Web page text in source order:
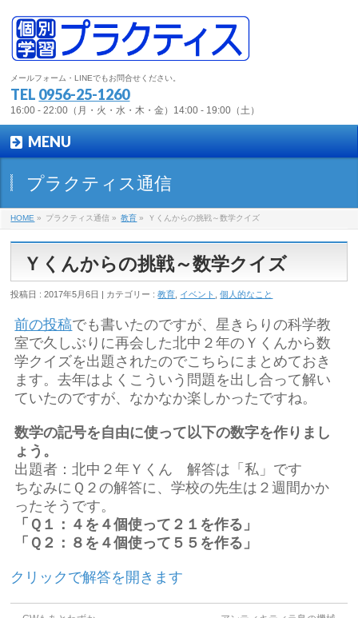
メールフォーム・LINEでもお問合せください。
TEL 0956-25-1260
16:00 - 22:00（月・火・水・木・金）14:00 - 19:00（土）
MENU
プラクティス通信
HOME » プラクティス通信 » 教育 » Ｙくんからの挑戦～数学クイズ
Ｙくんからの挑戦～数学クイズ
投稿日 : 2017年5月6日 | カテゴリー :教育 イベント ,個人的なこと
前の投稿でも書いたのですが、星きらりの科学教
室で久しぶりに再会した北中２年のＹくんから数
学クイズを出題されたのでこちらにまとめておき
ます。去年はよくこういう問題を出し合って解い
ていたのですが、なかなか楽しかったですね。
数学の記号を自由に使って以下の数字を作りまし
ょう。
出題者：北中２年Ｙくん 解答は「私」です
ちなみにＱ２の解答に、学校の先生は２週間かか
ったそうです。
「Ｑ１：４を４個使って２１を作る」
「Ｑ２：８を４個使って５５を作る」
クリックで解答を開きます